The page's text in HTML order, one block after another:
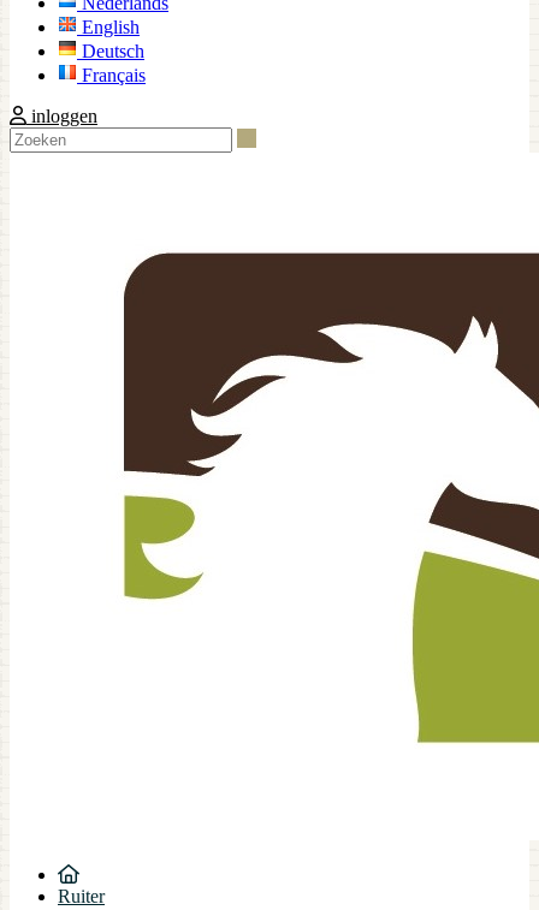
English
Deutsch
Français
inloggen
Ruiter